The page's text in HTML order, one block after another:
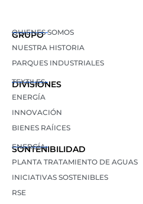
GRUPO
QUIENES SOMOS
NUESTRA HISTORIA
PARQUES INDUSTRIALES
DIVISIONES
TEXTILES
ENERGÍA
INNOVACIÓN
BIENES RAÍICES
SONTENIBILIDAD
ENERGÍA
PLANTA TRATAMIENTO DE AGUAS
INICIATIVAS SOSTENIBLES
RSE